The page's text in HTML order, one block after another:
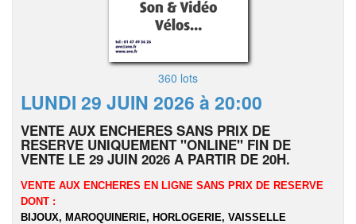
360 lots
LUNDI 29 JUIN 2026 à 20:00
VENTE AUX ENCHERES SANS PRIX DE
RESERVE UNIQUEMENT "ONLINE" FIN DE
VENTE LE 29 JUIN 2026 A PARTIR DE 20H.
VENTE AUX ENCHERES EN LIGNE SANS PRIX DE RESERVE
DONT :
BIJOUX, MAROQUINERIE, HORLOGERIE, VAISSELLE